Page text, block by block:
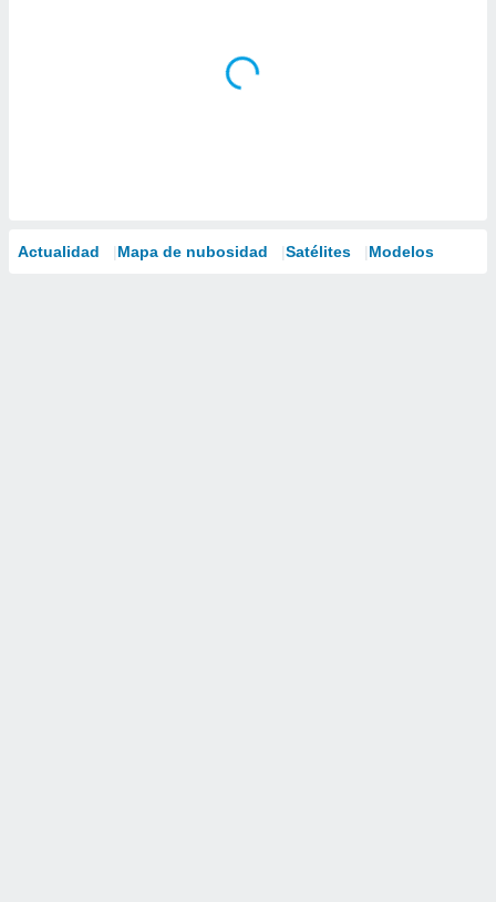
Actualidad Mapa de nubosidad Satélites Modelos